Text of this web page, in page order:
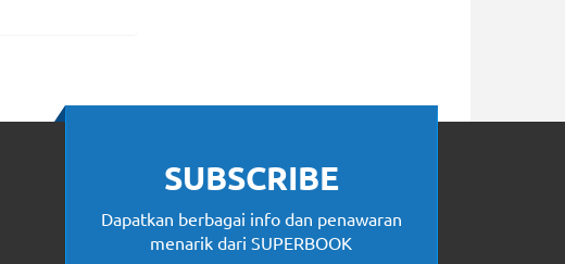
SUBSCRIBE
Dapatkan berbagai info dan penawaran
menarik dari SUPERBOOK